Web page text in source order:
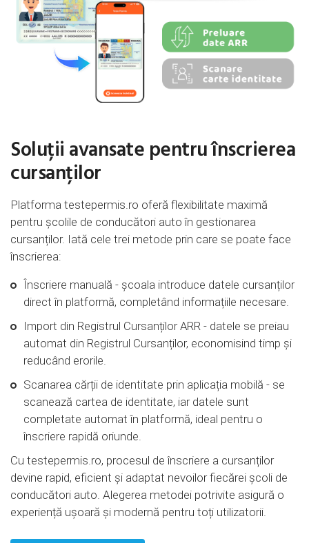
Soluții avansate pentru înscrierea
cursanților
Platforma testepermis.ro oferă flexibilitate maximă
pentru școlile de conducători auto în gestionarea
cursanților. Iată cele trei metode prin care se poate face
înscrierea:
Înscriere manuală - școala introduce datele cursanților
direct în platformă, completând informațiile necesare.
Import din Registrul Cursanților ARR - datele se preiau
automat din Registrul Cursanților, economisind timp și
reducând erorile.
Scanarea cărții de identitate prin aplicația mobilă - se
scanează cartea de identitate, iar datele sunt
completate automat în platformă, ideal pentru o
înscriere rapidă oriunde.
Cu testepermis.ro, procesul de înscriere a cursanților
devine rapid, eficient și adaptat nevoilor fiecărei școli de
conducători auto. Alegerea metodei potrivite asigură o
experiență ușoară și modernă pentru toți utilizatorii.